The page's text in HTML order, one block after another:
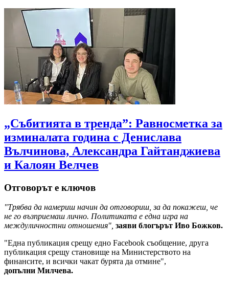
„Събитията в тренда”: Равносметка за
изминалата година с Денислава
Вълчинова, Александра Гайтанджиева
и Калоян Велчев
Отговорът е ключов
"Трябва да намериш начин да отговориш, за да покажеш, че
не го възприемаш лично. Политиката е една игра на
междуличностни отношения", заяви блогърът Иво Божков.
"Една публикация срещу едно Facebook съобщение, друга
публикация срещу становище на Министерството на
финансите, и всички чакат бурята да отмине",
допълни Милчева.